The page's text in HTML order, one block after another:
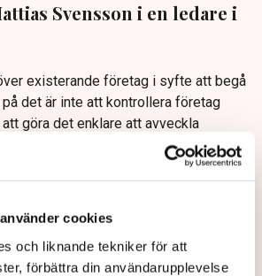
cookies
och liknande tekniker för att
förbättra din användarupplevelse
Svensson i en ledare i
existerande företag i syfte att begå
det är inte att kontrollera företag
göra det enklare att avveckla
Mattias Svensson i en Svd-ledare.
helst ta över en existerande
Detta har i sin tur underlättats av att
i dag att avveckla ett existerande